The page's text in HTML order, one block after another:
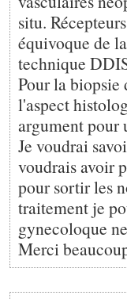
situ.
équivoque de
technique
Pour la biopsie
l'aspect
argument pour
Je voudrai
voudrais avoir
pour sortir les
traitement je
gynecoloque
Merci